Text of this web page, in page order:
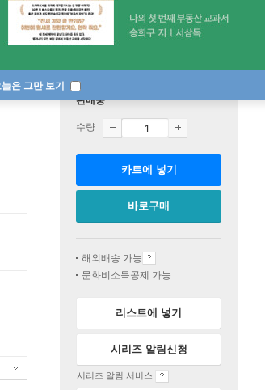
늘은 그만 보기
판매중
수량
카트에 넣기
바로구매
해외배송 가능
문화비소득공제 가능
리스트에 넣기
시리즈 알림신청
시리즈 알림 서비스